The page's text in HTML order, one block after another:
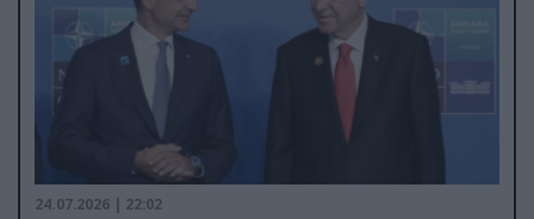
24.07.2026 | 22:02